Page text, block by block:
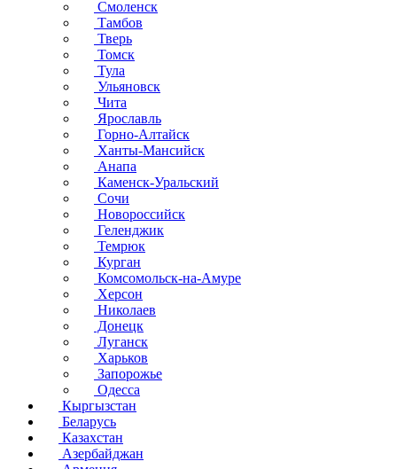
Смоленск
Тамбов
Тверь
Томск
Тула
Ульяновск
Чита
Ярославль
Горно-Алтайск
Ханты-Мансийск
Анапа
Каменск-Уральский
Сочи
Новороссийск
Геленджик
Темрюк
Курган
Комсомольск-на-Амуре
Херсон
Николаев
Донецк
Луганск
Харьков
Запорожье
Одесса
Кыргызстан
Беларусь
Казахстан
Азербайджан